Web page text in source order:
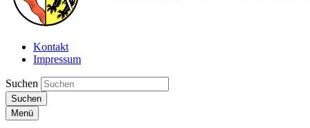
Kontakt
Impressum
Suchen
Suchen
Menü